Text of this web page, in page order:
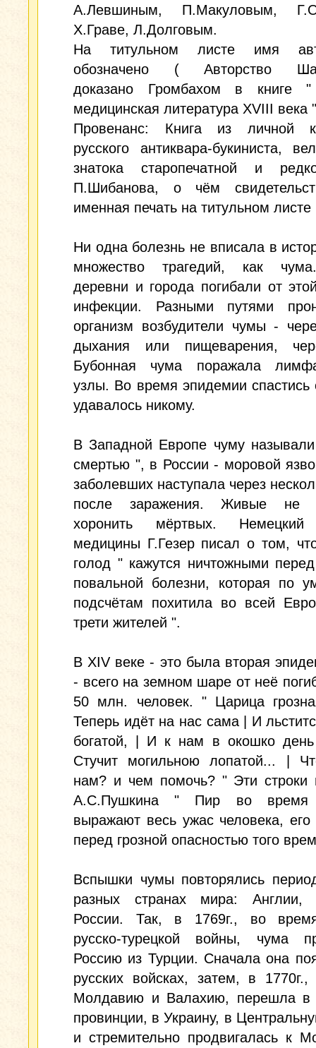
А.Левшиным, П.Макуловым,
Х.Граве, Л.Долговым.
На титульном листе имя
обозначено ( Авторство
доказано Громбахом в книге "
медицинская литература XVIII века
Провенанс: Книга из личной
русского антиквара-букиниста,
знатока старопечатной и
П.Шибанова, о чём
именная печать на титульном листе
Ни одна болезнь не вписала в
множество трагедий, как
деревни и города погибали от
инфекции. Разными путями
организм возбудители чумы -
дыхания или пищеварения,
Бубонная чума поражала
узлы. Во время эпидемии спастись
удавалось никому.
В Западной Европе чуму
смертью ", в России - моровой
заболевших наступала через
после заражения. Живые не
хоронить мёртвых. Немецкий
медицины Г.Гезер писал о том,
голод " кажутся ничтожными
повальной болезни, которая по
подсчётам похитила во всей
трети жителей ".
В XIV веке - это была вторая
- всего на земном шаре от неё
50 млн. человек. " Царица
Теперь идёт на нас сама | И
богатой, | И к нам в окошко
Стучит могильною лопатой... |
нам? и чем помочь? " Эти строки
А.С.Пушкина " Пир во
выражают весь ужас человека, его
перед грозной опасностью того
Вспышки чумы повторялись
разных странах мира: Англии,
России. Так, в 1769г., во
русско-турецкой войны, чума
Россию из Турции. Сначала она
русских войсках, затем, в 1770г.,
Молдавию и Валахию, перешла в
провинции, в Украину, в
и стремительно продвигалась к